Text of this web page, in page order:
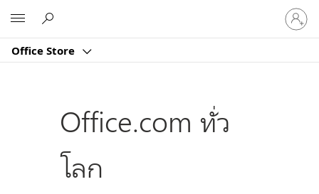
Office Store
ลงชื่อ
เข้า
บัญชี
Office.com ทั่ว
โลก